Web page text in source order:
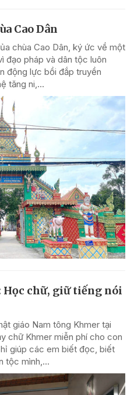
Cao Dân
chùa Cao Dân, ký ức về một
đạo pháp và dân tộc luôn
động lực bồi đắp truyền
tăng ni,...
Học chữ, giữ tiếng nói
giáo Nam tông Khmer tại
chữ Khmer miễn phí cho con
giúp các em biết đọc, biết
tộc mình,...